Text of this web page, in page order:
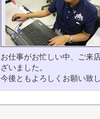
お仕事がお忙しい中、ご来
ざいました。
今後ともよろしくお願い致し